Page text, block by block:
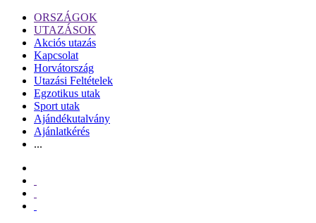
ORSZÁGOK
UTAZÁSOK
Akciós utazás
Kapcsolat
Horvátország
Utazási Feltételek
Egzotikus utak
Sport utak
Ajándékutalvány
Ajánlatkérés
...